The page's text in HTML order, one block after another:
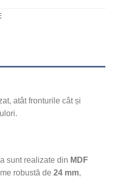
atât fronturile cât și
sunt realizate din MDF
robustă de 24 mm,